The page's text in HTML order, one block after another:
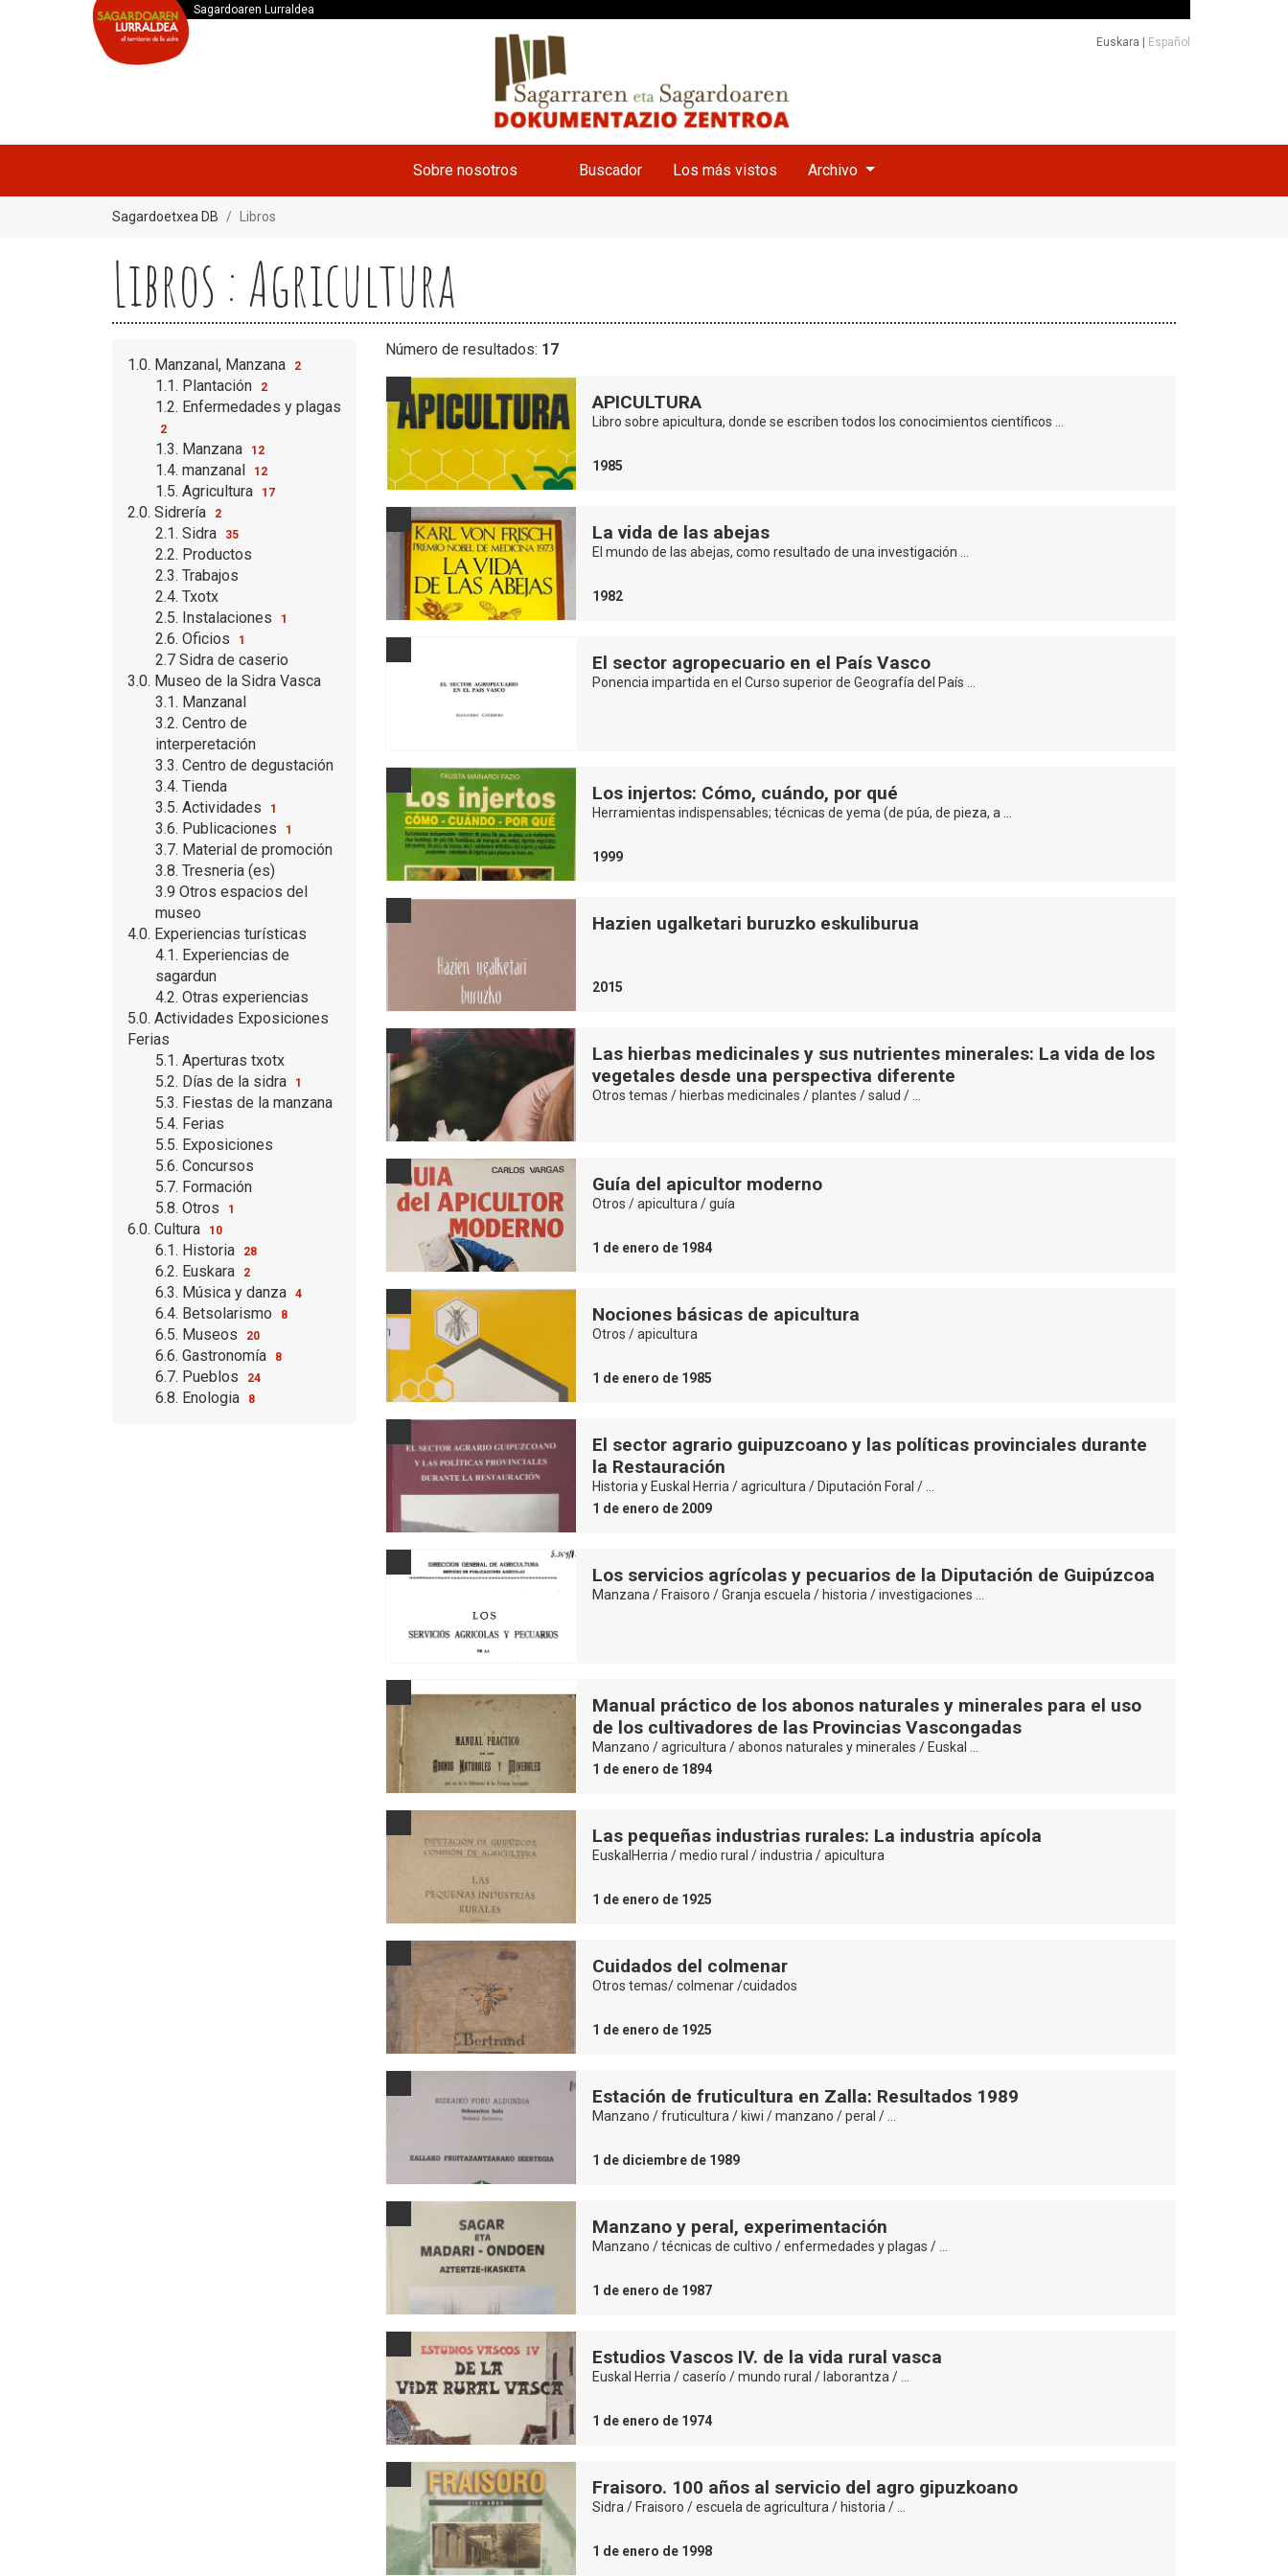
Sagardoaren Lurraldea
Euskara Español
Sobre nosotros Buscador Los más vistos Archivo
Sagardoetxea DB Libros
Libros : Agricultura
1.0. Manzanal, Manzana 2
1.1. Plantación 2
1.2. Enfermedades y plagas
2
1.3. Manzana 12
1.4. manzanal 12
1.5. Agricultura 17
2.0. Sidrería 2
2.1. Sidra 35
2.2. Productos
2.3. Trabajos
2.4. Txotx
2.5. Instalaciones
1
2.6. Oficios 1
2.7 Sidra de caserio
3.0. Museo de la Sidra Vasca
3.1. Manzanal
3.2. Centro de
interperetación
3.3. Centro de degustación
3.4. Tienda
3.5. Actividades
1
3.6. Publicaciones 1
3.7. Material de promoción
3.8. Tresneria (es)
3.9 Otros espacios del
museo
4.0. Experiencias turísticas
4.1. Experiencias de
sagardun
4.2. Otras experiencias
5.0. Actividades Exposiciones
Ferias
5.1. Aperturas txotx
5.2. Días de la sidra
1
5.3. Fiestas de la manzana
5.4. Ferias
5.5. Exposiciones
5.6. Concursos
5.7. Formación
5.8. Otros
1
6.0. Cultura 10
6.1. Historia 28
6.2. Euskara 2
6.3. Música y danza 4
6.4. Betsolarismo 8
6.5. Museos 20
6.6. Gastronomía 8
6.7. Pueblos 24
6.8. Enologia 8
Número de resultados: 17
APICULTURA
Libro sobre apicultura, donde se escriben todos los conocimientos científicos …
1985
La vida de las abejas
El mundo de las abejas, como resultado de una investigación …
1982
El sector agropecuario en el País Vasco
Ponencia impartida en el Curso superior de Geografía del País …
Los injertos: Cómo, cuándo, por qué
Herramientas indispensables; técnicas de yema (de púa, de pieza, a …
1999
Hazien ugalketari buruzko eskuliburua
2015
Las hierbas medicinales y sus nutrientes minerales: La vida de los
vegetales desde una perspectiva diferente
Otros temas / hierbas medicinales / plantes / salud / …
Guía del apicultor moderno
Otros / apicultura / guía
1 de enero de 1984
Nociones básicas de apicultura
Otros / apicultura
1 de enero de 1985
El sector agrario guipuzcoano y las políticas provinciales durante
la Restauración
Historia y Euskal Herria / agricultura / Diputación Foral / …
1 de enero de 2009
Los servicios agrícolas y pecuarios de la Diputación de Guipúzcoa
Manzana / Fraisoro / Granja escuela / historia / investigaciones …
Manual práctico de los abonos naturales y minerales para el uso
de los cultivadores de las Provincias Vascongadas
Manzano / agricultura / abonos naturales y minerales / Euskal …
1 de enero de 1894
Las pequeñas industrias rurales: La industria apícola
EuskalHerria / medio rural / industria / apicultura
1 de enero de 1925
Cuidados del colmenar
Otros temas/ colmenar /cuidados
1 de enero de 1925
Estación de fruticultura en Zalla: Resultados 1989
Manzano / fruticultura / kiwi / manzano / peral / …
1 de diciembre de 1989
Manzano y peral, experimentación
Manzano / técnicas de cultivo / enfermedades y plagas / …
1 de enero de 1987
Estudios Vascos IV. de la vida rural vasca
Euskal Herria / caserío / mundo rural / laborantza / …
1 de enero de 1974
Fraisoro. 100 años al servicio del agro gipuzkoano
Sidra / Fraisoro / escuela de agricultura / historia / …
1 de enero de 1998